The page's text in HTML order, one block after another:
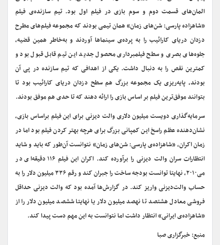
المان‌های قسمت دوم و سوم بازی در فیلم اول بود. تیم سازنده‌ی فیلم
«شاهزاده پارسی: شن‌های زمان» همان تیمی بودند که مجموعه فیلم‌های مطرح
دزدان دریای کارائیب را به پرده‌ی سینماها آوردند و به‌خاطر همین قضیه،
جلوه‌های بصری و سطح فیلمبرداری محصول جدید این تیم قابل قبول بود و
کمترین نقص را به دنبال داشت. یکی از اهدافی که تیم سازنده در پی آن
بودند، پایه‌ریزی یک مجموعه بزرگ هم سطح دزدان دریای کارائیب بود تا
بتوانند موفق‌ترین فیلم بر اساس بازی را ارائه دهند که تا حدی هم موفق بودند.
سرمایه‌گذاری دویست میلیون دلاری والت دیزنی برای این فیلم براساس بازی،
نشان‌دهنده‌ عظم راسخ این کمپانی بزرگ برای هرچه بهتر کردن فیلم بود اما در
زمان اکران، «شاهزاده‌ی پارسی: شن‌های زمان» نتوانست آن‌طور که باید و شاید
انتظارات سران والت دیزنی را برآورده کند. اکران این فیلم ۱۱۶ دقیقه‌ای در
می‌۲۰۱۰، نهایتا توانست بودجه‌ ساخت را جبران کند و رقم ۳۳۶ میلیون دلار را به
حساب والت‌دیزنی واریز کند. در گزارش‌ها آمده بود که والت دیزنی حداقل
فروشی معادل هشتصد تا نهصد میلیون دلار یا نهایتا ششصد میلیون دلار را از
«شاهزاده‌ی ایرانی» انتظار داشت اما نتوانست به این مهم دست پیدا کند.
منبع: خبرگزاری صبا